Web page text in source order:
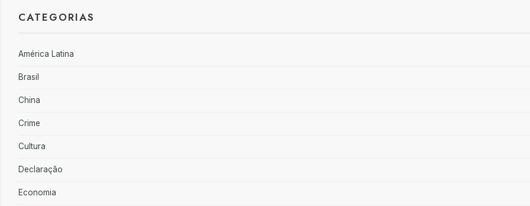
CATEGORIAS
América Latina
Brasil
China
Crime
Cultura
Declaração
Economia